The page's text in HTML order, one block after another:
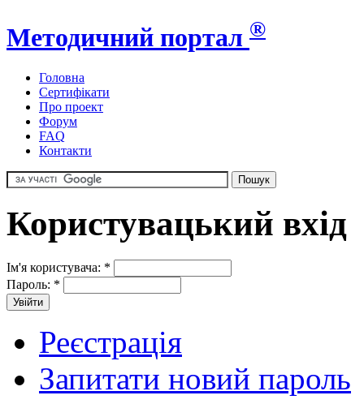
Методичний портал ®
Головна
Сертифікати
Про проект
Форум
FAQ
Контакти
Користувацький вхід
Ім'я користувача: *
Пароль: *
Реєстрація
Запитати новий пароль